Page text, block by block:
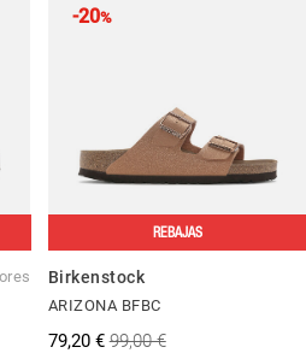
-20%
REBAJAS
Birkenstock
ARIZONA BFBC
79,20 € 99,00 €